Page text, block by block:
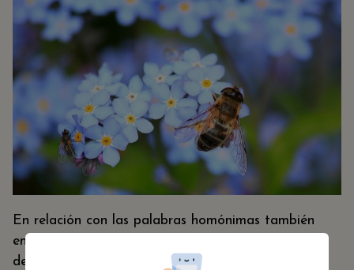
En relación con las palabras homónimas también
encontramos a otro grupo de palabras a las que
debemos hacer mención, como son las parónimas.